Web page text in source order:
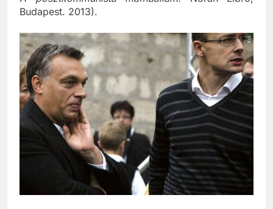
Budapest. 2013).